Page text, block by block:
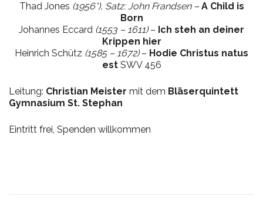
Thad Jones (1956*), Satz: John Frandsen –A Child is
Born
Johannes Eccard (1553 – 1611)– Ich steh an deiner
Krippen hier
Heinrich Schütz (1585 – 1672)– Hodie Christus natus
est SWV 456
Leitung: Christian Meister mit dem Bläserquintett
Gymnasium St. Stephan
Eintritt frei, Spenden willkommen